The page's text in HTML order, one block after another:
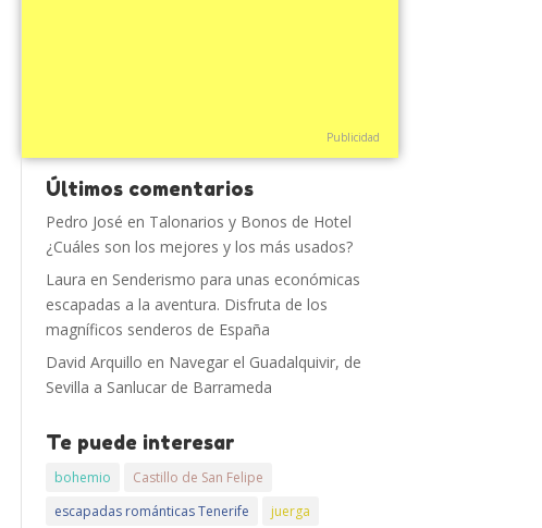
Publicidad
Últimos comentarios
Pedro José en Talonarios y Bonos de Hotel
¿Cuáles son los mejores y los más usados?
Laura en Senderismo para unas económicas
escapadas a la aventura. Disfruta de los
magníficos senderos de España
David Arquillo en Navegar el Guadalquivir, de
Sevilla a Sanlucar de Barrameda
Te puede interesar
bohemio
Castillo de San Felipe
escapadas románticas Tenerife
juerga